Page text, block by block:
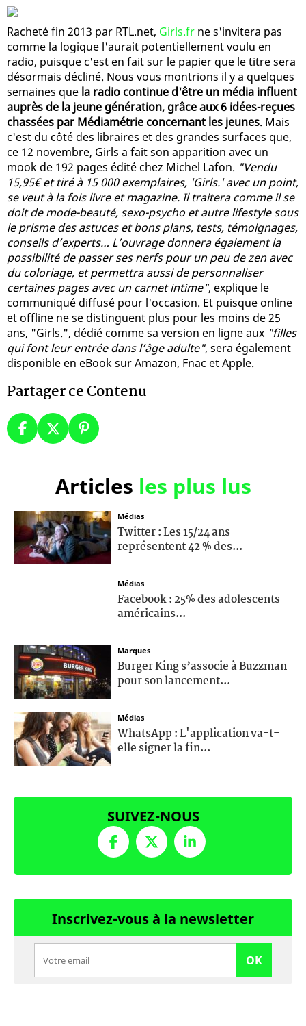
Racheté fin 2013 par RTL.net, Girls.fr ne s'invitera pas
comme la logique l'aurait potentiellement voulu en
radio, puisque c'est en fait sur le papier que le titre sera
désormais décliné. Nous vous montrions il y a quelques
semaines que la radio continue d'être un média influent
auprès de la jeune génération, grâce aux 6 idées-reçues
chassées par Médiamétrie concernant les jeunes. Mais
c'est du côté des libraires et des grandes surfaces que,
ce 12 novembre, Girls a fait son apparition avec un
mook de 192 pages édité chez Michel Lafon. "Vendu
15,95€ et tiré à 15 000 exemplaires, 'Girls.' avec un point,
se veut à la fois livre et magazine. Il traitera comme il se
doit de mode-beauté, sexo-psycho et autre lifestyle sous
le prisme des astuces et bons plans, tests, témoignages,
conseils d’experts… L’ouvrage donnera également la
possibilité de passer ses nerfs pour un peu de zen avec
du coloriage, et permettra aussi de personnaliser
certaines pages avec un carnet intime", explique le
communiqué diffusé pour l'occasion. Et puisque online
et offline ne se distinguent plus pour les moins de 25
ans, "Girls.", dédié comme sa version en ligne aux "filles
qui font leur entrée dans l’âge adulte", sera également
disponible en eBook sur Amazon, Fnac et Apple.
Partager ce Contenu
Articles les plus lus
Médias
Twitter : Les 15/24 ans
représentent 42 % des...
Médias
Facebook : 25% des adolescents
américains...
Marques
Burger King s’associe à Buzzman
pour son lancement...
Médias
WhatsApp : L'application va-t-
elle signer la fin...
SUIVEZ-NOUS
Inscrivez-vous à la newsletter
OK